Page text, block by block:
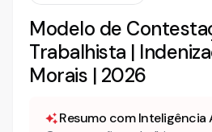
Narrativa dos fatos
Preliminares
Mérito
Ausência de Vínculo
Modelo de
Trabalhista |
Morais | 2026
Resumo com Inteligência